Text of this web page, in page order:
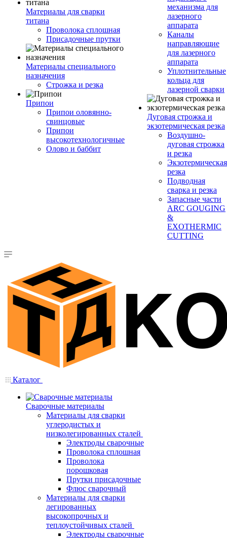
Материалы для сварки
титана
Проволока сплошная
Присадочные прутки
Материалы специального
назначения
Строжка и резка
Припои
Припои оловянно-
свинцовые
Припои
высокотехнологичные
Олово и баббит
механизма для
лазерного
аппарата
Каналы
направляющие
для лазерного
аппарата
Уплотнительные
кольца для
лазерной сварки
Дуговая строжка и
экзотермическая резка
Воздушно-
дуговая строжка
и резка
Экзотермическая
резка
Подводная
сварка и резка
Запасные части
ARC GOUGING
&
EXOTHERMIC
CUTTING
Каталог
Сварочные материалы
Материалы для сварки
углеродистых и
низколегированных сталей
Электроды сварочные
Проволока сплошная
Проволока
порошковая
Прутки присадочные
Флюс сварочный
Материалы для сварки
легированных
высокопрочных и
теплоустойчивых сталей
Электроды сварочные